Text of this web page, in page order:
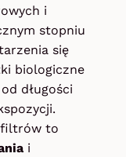
i
stopniu
się
biologiczne
długości
filtrów to
i